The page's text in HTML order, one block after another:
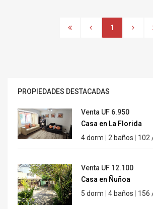
1
PROPIEDADES DESTACADAS
Venta UF 6.950
Casa en La Florida
4 dorm
2 baños 102
Venta UF 12.100
Casa en Ñuñoa
5 dorm
4 baños 156